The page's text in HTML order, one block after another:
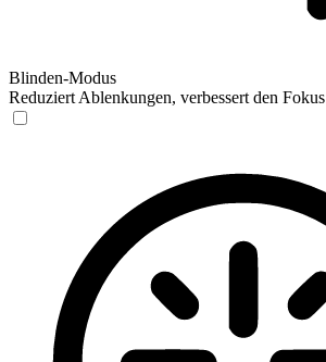
Blinden-Modus
Reduziert Ablenkungen, verbessert den Fokus